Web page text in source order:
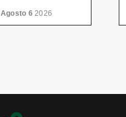
FOLKLÓRICO
Agosto 62026